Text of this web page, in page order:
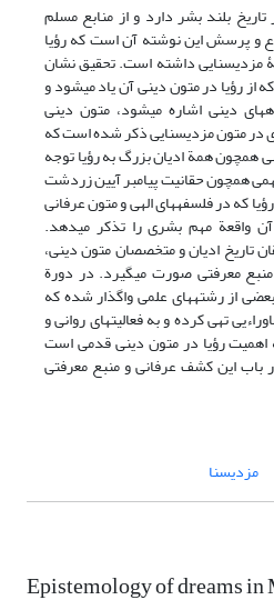
بلند بشر دارد و از منابع مسلم
و پرسش این نوشته آن است که رؤیا
مزدیسنایی داشته است. تحقیق نشان
از رؤیا در متون دینی آن یاد می­شود و
دینی اشاره می­شود، متون دینی
متون مزدیسنایی ذکر شده است که
همچون همة ادیان بزرگ به رؤیا توجه
همچون حقانیت پیامبر آیین زردشت
که در فلسفه­های الهی و متون عرفانی
آن واقعة مهم بشری را تذکر می­دهد.
تاریخ ادیان و متخصصان متون دینی،
معرفتی صورت می­گیرد. در دورة
از رشته­های علمی واگذار شده که
تهی کرده و به فعالیت­های روانی و
رؤیا در متون دینی قدمی است
این کشف عرفانی و منبع معرفتی
مزدیسنا
Epistemology of dreams